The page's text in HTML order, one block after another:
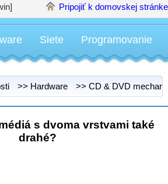
Pripojiť k domovskej stránke
Siete Programovanie
>> Hardware >> CD & DVD
s dvoma vrstvami také
drahé?